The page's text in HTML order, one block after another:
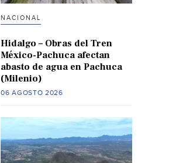
NACIONAL
Hidalgo – Obras del Tren
México-Pachuca afectan
abasto de agua en Pachuca
(Milenio)
06 AGOSTO 2026